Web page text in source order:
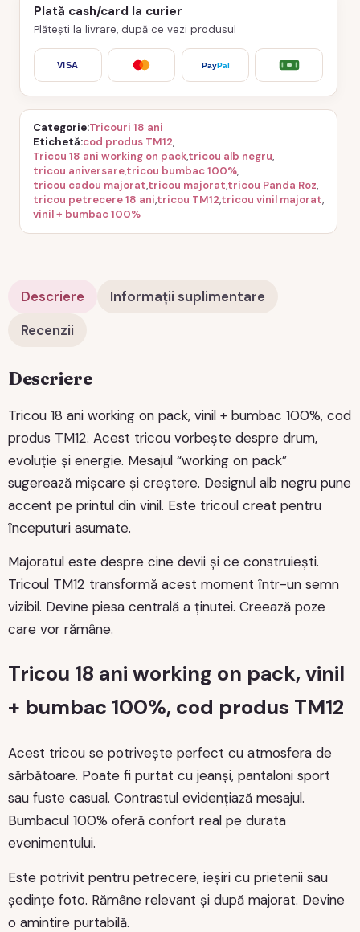
Plată cash/card la curier
Plătești la livrare, după ce vezi produsul
VISA PayPal
Categorie Tricouri 18 ani
Etichetă cod produs TM12,
Tricou 18 ani working on pack,tricou alb negru,
tricou aniversare,tricou bumbac 100%,
tricou cadou majorat,tricou majorat,tricou Panda Roz,
tricou petrecere 18 ani,tricou TM12,tricou vinil majorat,
vinil + bumbac 100%
Descriere
Informații suplimentare
Recenzii
Descriere
Tricou 18 ani working on pack, vinil + bumbac 100%, cod
produs TM12. Acest tricou vorbește despre drum,
evoluție și energie. Mesajul “working on pack”
sugerează mișcare și creștere. Designul alb negru pune
accent pe printul din vinil. Este tricoul creat pentru
începuturi asumate.
Majoratul este despre cine devii și ce construiești.
Tricoul TM12 transformă acest moment într-un semn
vizibil. Devine piesa centrală a ținutei. Creează poze
care vor rămâne.
Tricou 18 ani working on pack, vinil
+ bumbac 100%, cod produs TM12
Acest tricou se potrivește perfect cu atmosfera de
sărbătoare. Poate fi purtat cu jeanși, pantaloni sport
sau fuste casual. Contrastul evidențiază mesajul.
Bumbacul 100% oferă confort real pe durata
evenimentului.
Este potrivit pentru petrecere, ieșiri cu prietenii sau
ședințe foto. Rămâne relevant și după majorat. Devine
o amintire purtabilă.